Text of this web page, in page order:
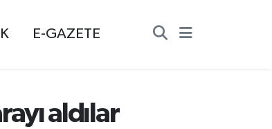
E-GAZETE
aldılar